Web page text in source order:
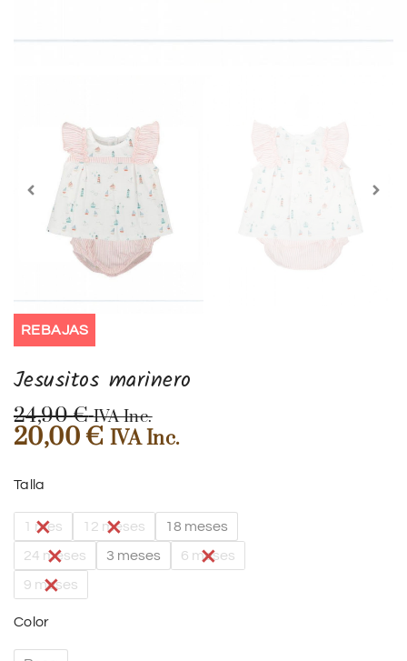
REBAJAS
Jesusitos marinero
24,90€ IVA Inc.
20,00€ IVA Inc.
Talla
1 mes 12 meses
18 meses
24 meses
3 meses
6 meses
9 meses
Color